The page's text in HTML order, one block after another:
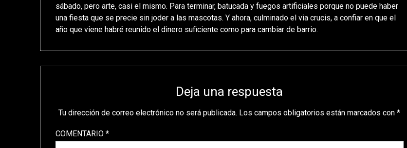
sábado, pero arte, casi el mismo. Para terminar, batucada y fuegos artificiales porque no puede haber
una fiesta que se precie sin joder a las mascotas. Y ahora, culminado el via crucis, a confiar en que el
año que viene habré reunido el dinero suficiente como para cambiar de barrio.
Deja una respuesta
Tu dirección de correo electrónico no será publicada. Los campos obligatorios están marcados con*
COMENTARIO*